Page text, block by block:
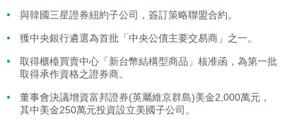
與韓國三星證券紐約子公司，簽訂策略聯盟合約。
獲中央銀行遴選為首批「中央公債主要交易商」之一。
取得櫃檯買賣中心「新台幣結構型商品」核准函，為第一批
取得承作資格之證券商。
董事會決議增資富邦證券(英屬維京群島)美金2,000萬元，
其中美金250萬元投資設立美國子公司。